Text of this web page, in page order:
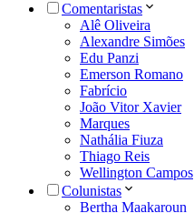
Comentaristas
Alê Oliveira
Alexandre Simões
Edu Panzi
Emerson Romano
Fabrício
João Vitor Xavier
Marques
Nathália Fiuza
Thiago Reis
Wellington Campos
Colunistas
Bertha Maakaroun